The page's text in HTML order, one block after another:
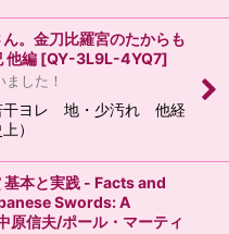
。金刀比羅宮のたからも
他編 [QY-3L9L-4YQ7]
した！
干ヨレ 地・少汚れ 他経
）
本と実践 - Facts and
Swords: A
信夫/ポール・マーティ